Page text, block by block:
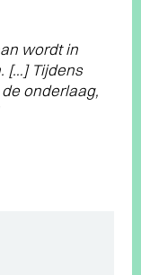
wordt in
[…] Tijdens
onderlaag,